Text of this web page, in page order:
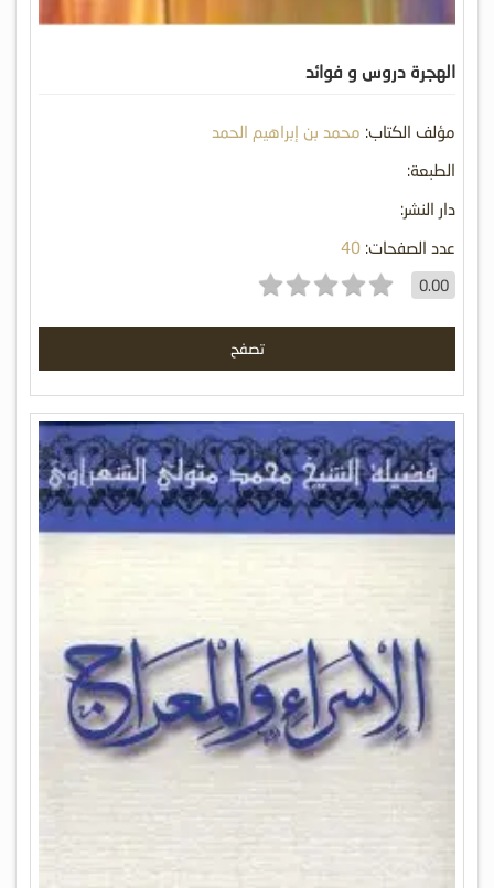
الهجرة دروس و فوائد
مؤلف الكتاب: محمد بن إبراهيم الحمد
الطبعة:
دار النشر:
عدد الصفحات: 40
0.00
تصفح